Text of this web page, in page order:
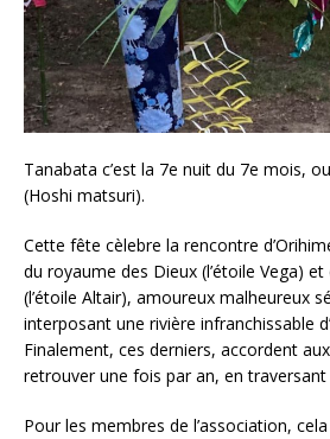
Tanabata c’est la 7e nuit du 7e mois,
(Hoshi matsuri).
Cette fête cèlebre la rencontre
du royaume des Dieux (l’étoile Vega)
(l’étoile Altair), amoureux malheureux
interposant une rivière infranchissable
Finalement, ces derniers, accordent
retrouver une fois par an, en traversant
Pour les membres de l’association,